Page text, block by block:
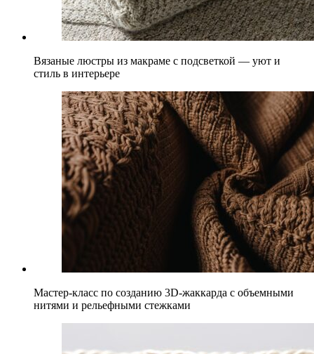
Вязаные люстры из макраме с подсветкой — уют и
стиль в интерьере
Мастер-класс по созданию 3D-жаккарда с объемными
нитями и рельефными стежками